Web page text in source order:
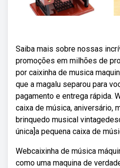
Saiba mais sobre nossas
promoções em milhões de
por caixinha de musica
que a magalu separou para
pagamento e entrega rápida.
caixa de música, aniversário,
brinquedo musical
única]a pequena caixa de
Webcaixinha de música
como uma maquina de